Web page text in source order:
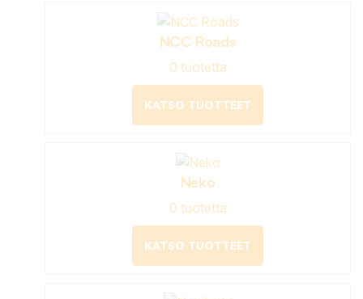
NCC Roads
0 tuotetta
KATSO TUOTTEET
Neko
0 tuotetta
KATSO TUOTTEET